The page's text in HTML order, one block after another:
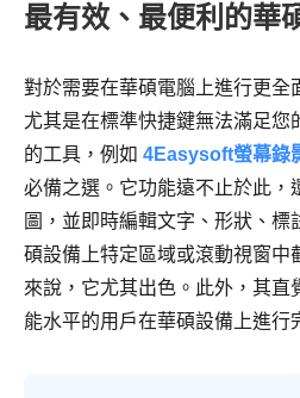
最有效、最便利的華
對於需要在華碩電腦上進行更全
尤其是在標準快捷鍵無法滿足您
的工具，例如 4Easysoft螢幕錄
必備之選。它功能遠不止於此，
圖，並即時編輯文字、形狀、
碩設備上特定區域或滾動視窗中
來說，它尤其出色。此外，其直
能水平的用戶在華碩設備上進行